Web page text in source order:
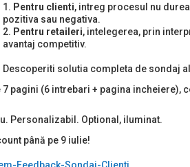
1. Pentru clienti, intreg procesul nu
pozitiva sau negativa.
2. Pentru retaileri, intelegerea, prin
avantaj competitiv.
Descoperiti solutia completa de sondaj
pagini (6 intrebari + pagina incheiere),
Personalizabil. Optional, iluminat.
până pe 9 iulie!
Feedback-Sondaj-Clienti